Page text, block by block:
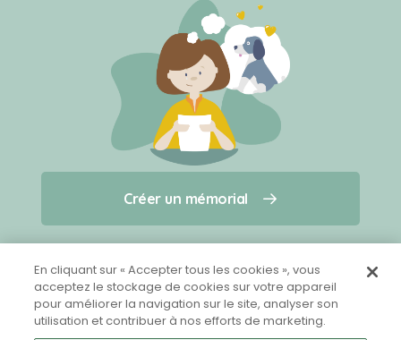
Créer un mémorial
Qui sommes-nous ?
Nous contacter
Partager sur Facebook
Créer un mémorial
En cliquant sur « Accepter tous les cookies », vous
acceptez le stockage de cookies sur votre appareil
pour améliorer la navigation sur le site, analyser son
utilisation et contribuer à nos efforts de marketing.